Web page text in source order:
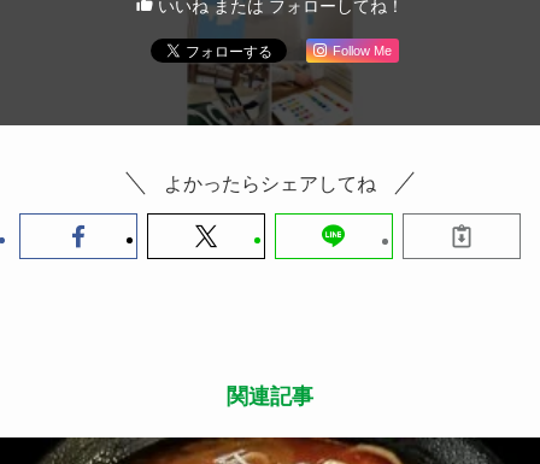
いいね または フォローしてね！
Follow Me
よかったらシェアしてね
関連記事